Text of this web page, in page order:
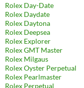
Rolex Day-Date
Rolex Daydate
Rolex Daytona
Rolex Deepsea
Rolex Explorer
Rolex GMT Master
Rolex Milgaus
Rolex Oyster Perpetual
Rolex Pearlmaster
Rolex Perpetual